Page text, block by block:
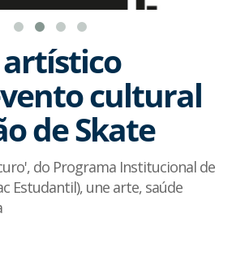
cultural
de Skate
do Programa Institucional de
Estudantil), une arte, saúde